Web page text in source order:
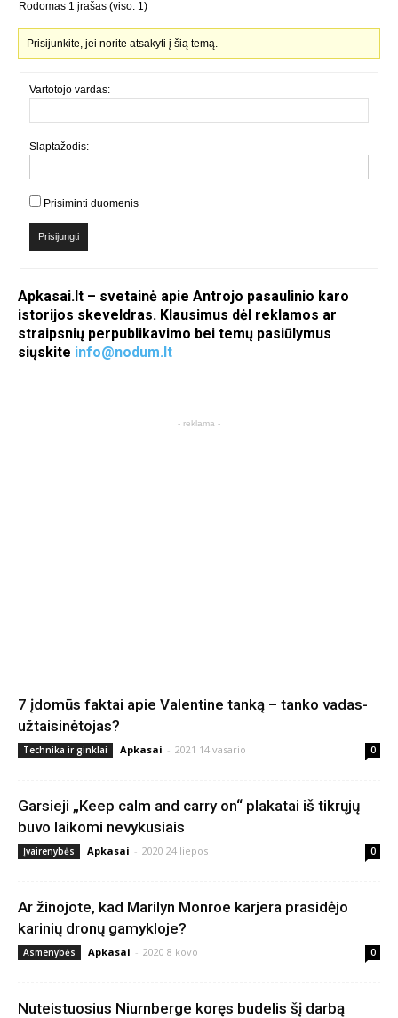
Rodomas 1 įrašas (viso: 1)
Prisijunkite, jei norite atsakyti į šią temą.
Vartotojo vardas:
Slaptažodis:
Prisiminti duomenis
Prisijungti
Apkasai.lt – svetainė apie Antrojo pasaulinio karo
istorijos skeveldras. Klausimus dėl reklamos ar
straipsnių perpublikavimo bei temų pasiūlymus
siųskite info@nodum.lt
- reklama -
7 įdomūs faktai apie Valentine tanką – tanko vadas-
užtaisinėtojas?
Technika ir ginklai Apkasai - 2021 14 vasario 0
Garsieji „Keep calm and carry on“ plakatai iš tikrųjų
buvo laikomi nevykusiais
Įvairenybės Apkasai - 2020 24 liepos 0
Ar žinojote, kad Marilyn Monroe karjera prasidėjo
karinių dronų gamykloje?
Asmenybės Apkasai - 2020 8 kovo 0
Nuteistuosius Niurnberge koręs budelis šį darbą